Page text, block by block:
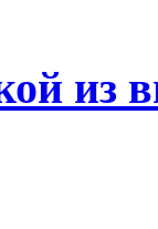
из